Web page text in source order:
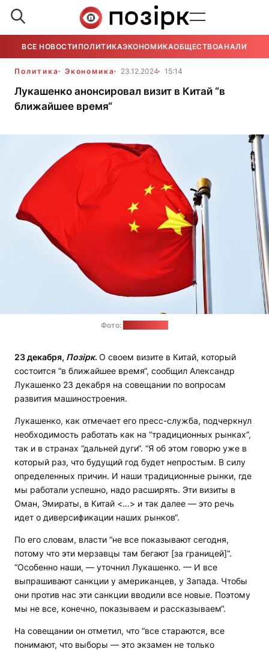
ВСЕ НОВОСТИ ПОЛИТИКАЭКОНОМИКАОБЩЕСТВОАНАЛИТИКА
Политика Экономика 23.12.2024 15:14
Лукашенко анонсировал визит в Китай “в
ближайшее время“
Фото:
23 декабря, Позірк. О своем визите в Китай, который
состоится “в ближайшее время“, сообщил Александр
Лукашенко 23 декабря на совещании по вопросам
развития машиностроения.
Лукашенко, как отмечает его пресс-служба, подчеркнул
необходимость работать как на “традиционных рынках“,
так и в странах “дальней дуги“. “Я об этом говорю уже в
который раз, что будущий год будет непростым. В силу
определенных причин. И наши традиционные рынки, где
мы работали успешно, надо расширять. Эти визиты в
Оман, Эмираты, в Китай <…> и так далее — это речь
идет о диверсификации наших рынков“.
По его словам, власти “не все показывают сегодня,
потому что эти мерзавцы там бегают [за границей]“.
“Особенно наши, — уточнил Лукашенко. — И все
выпрашивают санкции у американцев, у Запада. Чтобы
они против нас эти санкции вводили все новые. Поэтому
мы не все, конечно, показываем и рассказываем“.
На совещании он отметил, что “все стараются, все
понимают, что выборы — это экзамен не только